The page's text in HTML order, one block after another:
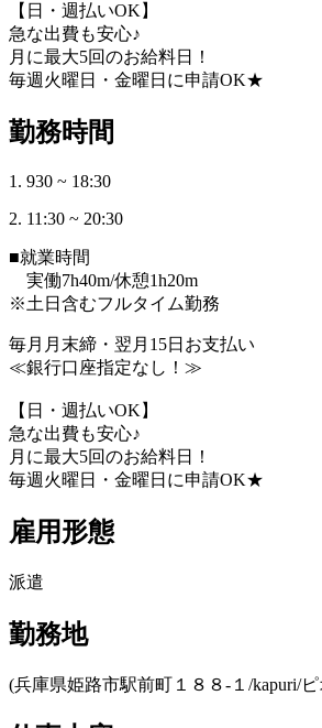
【日・週払いOK】
急な出費も安心♪
月に最大5回のお給料日！
毎週火曜日・金曜日に申請OK★
勤務時間
1. 930 ~ 18:30
2. 11:30 ~ 20:30
■就業時間
実働7h40m/休憩1h20m
※土日含むフルタイム勤務
毎月月末締・翌月15日お支払い
≪銀行口座指定なし！≫
【日・週払いOK】
急な出費も安心♪
月に最大5回のお給料日！
毎週火曜日・金曜日に申請OK★
雇用形態
派遣
勤務地
(兵庫県姫路市駅前町１８８‐１/kapuri/